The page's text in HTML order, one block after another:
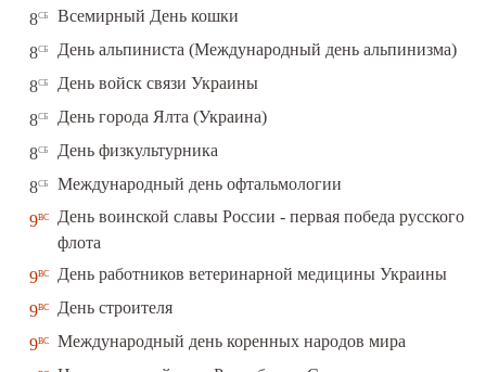
8сб Всемирный День кошки
8сб День альпиниста (Международный день альпинизма)
8сб День войск связи Украины
8сб День города Ялта (Украина)
8сб День физкультурника
8сб Международный день офтальмологии
9вс
День воинской славы России - первая победа русского
флота
9вс День работников ветеринарной медицины Украины
9вс День строителя
9вс Международный день коренных народов мира